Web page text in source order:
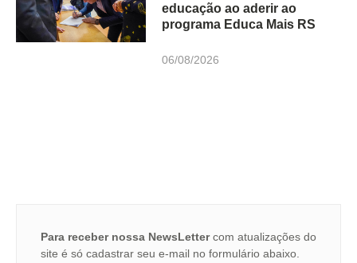
educação ao aderir ao
programa Educa Mais RS
06/08/2026
Para receber nossa NewsLettercom atualizações do
site é só cadastrar seu e-mail no formulário abaixo.